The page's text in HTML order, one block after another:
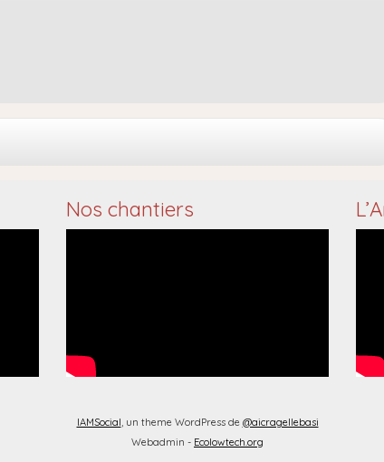
Nos chantiers
IAMSocial, un theme WordPress de @aicragellebasi
Webadmin - Ecolowtech.org